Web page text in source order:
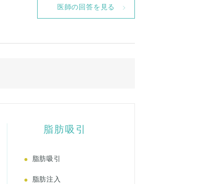
ことですが、どちらの方法が適し
周りに分かってしまいますでしょ
医師の回答を見る
脂肪吸引
脂肪吸引
脂肪注入